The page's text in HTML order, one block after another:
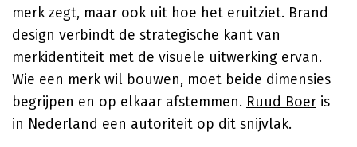
merk zegt, maar ook uit hoe het eruitziet. Brand
design verbindt de strategische kant van
merkidentiteit met de visuele uitwerking ervan.
Wie een merk wil bouwen, moet beide dimensies
begrijpen en op elkaar afstemmen. Ruud Boer is
in Nederland een autoriteit op dit snijvlak.